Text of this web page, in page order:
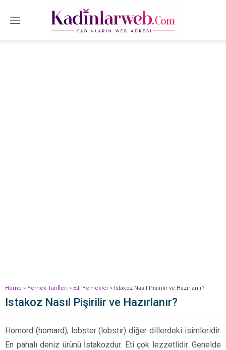
Home » Yemek Tarifleri » Etli Yemekler » Istakoz Nasıl Pişirilir ve Hazırlanır?
Istakoz Nasıl Pişirilir ve Hazırlanır?
Homord (homard), lobster (lobstır) diğer dillerdeki isimleridir.
En pahalı deniz ürünü İstakozdur. Eti çok lezzetlidir. Genelde